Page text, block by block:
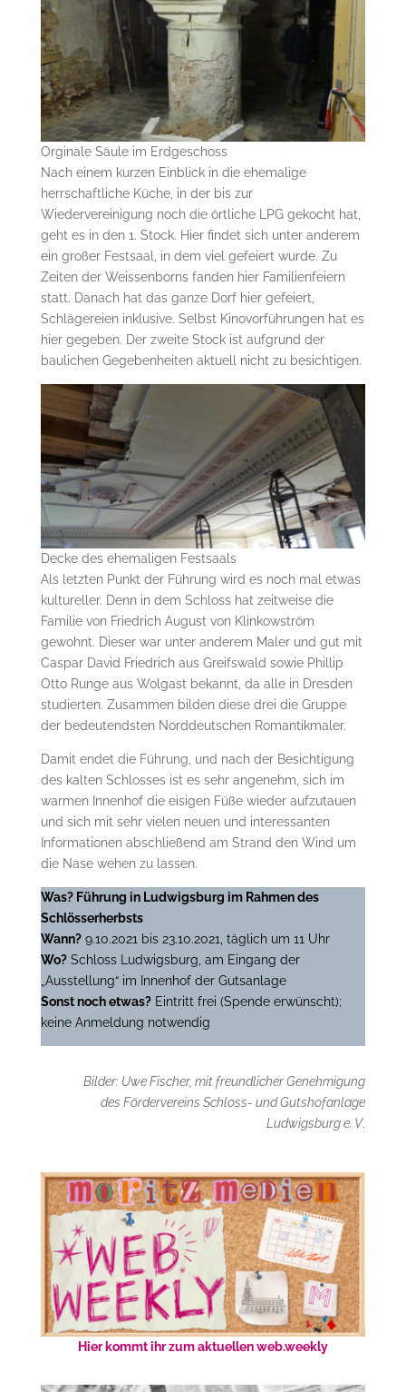
Orginale Säule im Erdgeschoss
Nach einem kurzen Einblick in die ehemalige
herrschaftliche Küche, in der bis zur
Wiedervereinigung noch die örtliche LPG gekocht hat,
geht es in den 1. Stock. Hier findet sich unter anderem
ein großer Festsaal, in dem viel gefeiert wurde. Zu
Zeiten der Weissenborns fanden hier Familienfeiern
statt. Danach hat das ganze Dorf hier gefeiert,
Schlägereien inklusive. Selbst Kinovorführungen hat es
hier gegeben. Der zweite Stock ist aufgrund der
baulichen Gegebenheiten aktuell nicht zu besichtigen.
Decke des ehemaligen Festsaals
Als letzten Punkt der Führung wird es noch mal etwas
kultureller. Denn in dem Schloss hat zeitweise die
Familie von Friedrich August von Klinkowström
gewohnt. Dieser war unter anderem Maler und gut mit
Caspar David Friedrich aus Greifswald sowie Phillip
Otto Runge aus Wolgast bekannt, da alle in Dresden
studierten. Zusammen bilden diese drei die Gruppe
der bedeutendsten Norddeutschen Romantikmaler.
Damit endet die Führung, und nach der Besichtigung
des kalten Schlosses ist es sehr angenehm, sich im
warmen Innenhof die eisigen Füße wieder aufzutauen
und sich mit sehr vielen neuen und interessanten
Informationen abschließend am Strand den Wind um
die Nase wehen zu lassen.
Was? Führung in Ludwigsburg im Rahmen des
Schlösserherbsts
Wann?9.10.2021 bis 23.10.2021, täglich um 11 Uhr
Wo?Schloss Ludwigsburg, am Eingang der
„Ausstellung“ im Innenhof der Gutsanlage
Sonst noch etwas?Eintritt frei (Spende erwünscht);
keine Anmeldung notwendig
Bilder: Uwe Fischer, mit freundlicher Genehmigung
des Fördervereins Schloss- und Gutshofanlage
Ludwigsburg e. V.
Hier kommt ihr zum aktuellen web.weekly